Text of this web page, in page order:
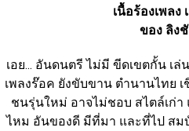
เนื้อร้องเพลง
ของ ลิง
เอย... อันดนตรี ไม่มี ขีดเขตกั้น เ
เพลงร๊อค ยังขับขาน ตำนานไทย เ
ชนรุ่นใหม่ อาจไม่ชอบ สไตล์เก่า
ไหม อันของดี มีที่มา และที่ไป สม